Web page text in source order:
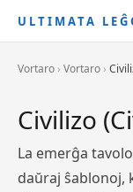
ULTIMATA
Vortaro › Vortaro ›
Civilizo
La emerĝa
daŭraj ŝablonoj,